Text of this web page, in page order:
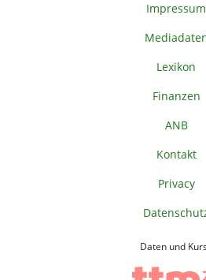
Impressum
Lexikon
Finanzen
ANB
Kontakt
Privacy
Daten und